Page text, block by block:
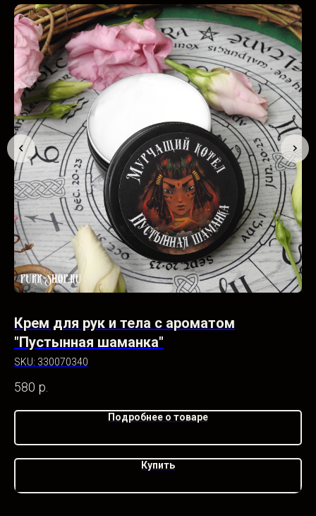
Крем для рук и тела с ароматом
"Пустынная шаманка"
SKU: 330070340
580 р.
Подробнее о товаре
Купить